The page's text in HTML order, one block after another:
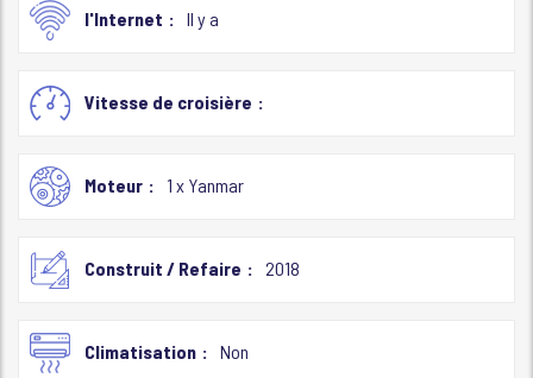
l'Internet Il y a
Vitesse de croisière
Moteur 1 x Yanmar
Construit / Refaire 2018
Climatisation Non